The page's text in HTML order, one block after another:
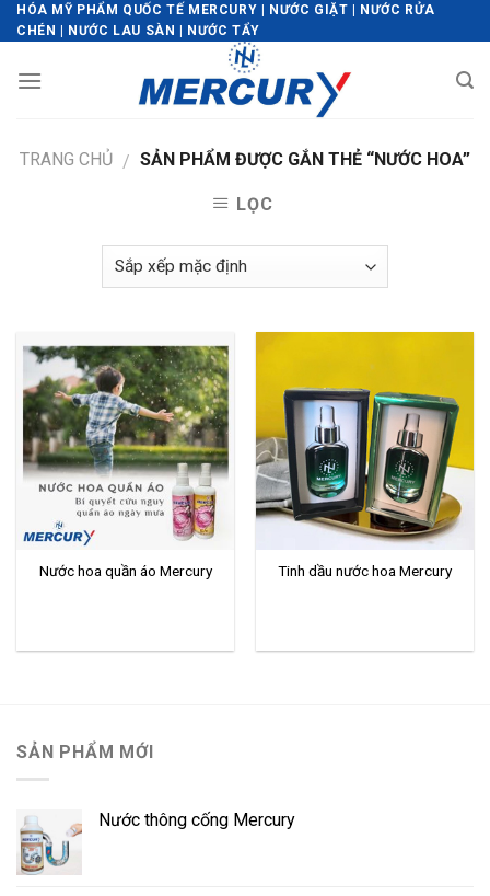
Skip
to
HÓA MỸ PHẨM QUỐC TẾ MERCURY | NƯỚC GIẶT | NƯỚC RỬA
CHÉN | NƯỚC LAU SÀN | NƯỚC TẨY
TRANG CHỦ / SẢN PHẨM ĐƯỢC GẮN THẺ “NƯỚC HOA”
LỌC
Nước hoa quần áo Mercury Tinh dầu nước hoa Mercury
SẢN PHẨM MỚI
Nước thông cống Mercury